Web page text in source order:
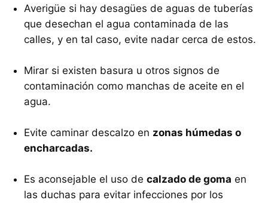
Averigüe si hay desagües de aguas de tuberías
que desechan el agua contaminada de las
calles, y en tal caso, evite nadar cerca de estos.
Mirar si existen basura u otros signos de
contaminación como manchas de aceite en el
agua.
Evite caminar descalzo en zonas húmedas o
encharcadas.
Es aconsejable el uso de calzado de goma en
las duchas para evitar infecciones por los